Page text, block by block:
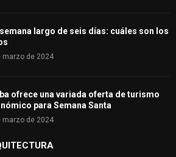
semana largo de seis días: cuáles son los
marzo de 2024
ofrece una variada oferta de turismo
para Semana Santa
marzo de 2024